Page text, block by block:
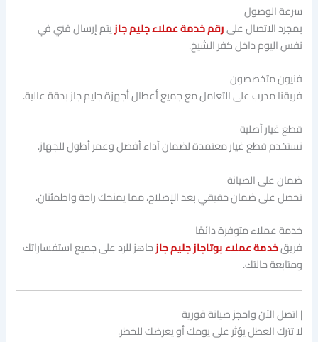
سرعة الوصول
بمجرد الاتصال علىرقم خدمة عملاء جليم جازيتم إرسال فني في
نفس اليوم داخل كفر الشيخ.
فنيون متخصصون
فريقنا مدرب على التعامل مع جميع أعطال أجهزة جليم جاز بدقة عالية.
قطع غيار أصلية
نستخدم قطع غيار معتمدة لضمان أداء أفضل وعمر أطول للجهاز.
ضمان على الصيانة
تحصل على ضمان حقيقي بعد الإصلاح، مما يمنحك راحة واطمئنان.
خدمة عملاء متوفرة دائمًا
فريقخدمة عملاء بوتاجاز جليم جازجاهز للرد على جميع استفساراتك
ومتابعة حالتك.
| اتصل الآن واحجز صيانة فورية
لا تترك العطل يؤثر على يومك أو يعرضك للخطر.